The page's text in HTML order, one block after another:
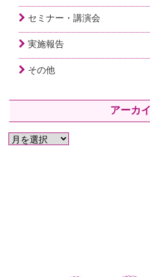
セミナー・講演会
実施報告
その他
アーカ